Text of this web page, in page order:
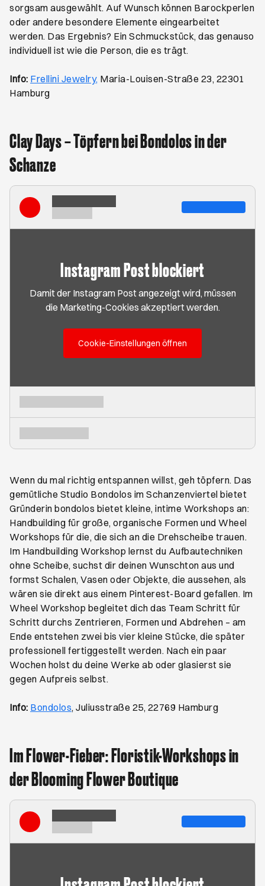
sorgsam ausgewählt. Auf Wunsch können Barockperlen
oder andere besondere Elemente eingearbeitet
werden. Das Ergebnis? Ein Schmuckstück, das genauso
individuell ist wie die Person, die es trägt.
Info: Frellini Jewelry, Öffnet ein neues Browser-Tab
Maria-Louisen-Straße 23, 22301
Hamburg
Clay Days – Töpfern bei Bondolos in der
Schanze
Instagram Post blockiert
Damit der Instagram Post angezeigt wird, müssen
die Marketing-Cookies akzeptiert werden.
Cookie-Einstellungen öffnen
Wenn du mal richtig entspannen willst, geh töpfern. Das
gemütliche Studio Bondolos im Schanzenviertel bietet
Gründerin bondolos bietet kleine, intime Workshops an:
Handbuilding für große, organische Formen und Wheel
Workshops für die, die sich an die Drehscheibe trauen.
Im Handbuilding Workshop lernst du Aufbautechniken
ohne Scheibe, suchst dir deinen Wunschton aus und
formst Schalen, Vasen oder Objekte, die aussehen, als
wären sie direkt aus einem Pinterest-Board gefallen. Im
Wheel Workshop begleitet dich das Team Schritt für
Schritt durchs Zentrieren, Formen und Abdrehen – am
Ende entstehen zwei bis vier kleine Stücke, die später
professionell fertiggestellt werden. Nach ein paar
Wochen holst du deine Werke ab oder glasierst sie
gegen Aufpreis selbst.
Info: BondolosÖffnet ein neues Browser-Tab
, Juliusstraße 25, 22769 Hamburg
Im Flower-Fieber: Floristik-Workshops in
der Blooming Flower Boutique